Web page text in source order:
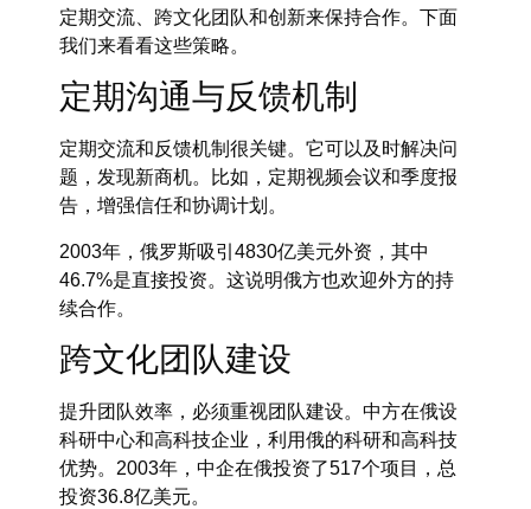
定期交流、跨文化团队和创新来保持合作。下面
我们来看看这些策略。
定期沟通与反馈机制
定期交流和反馈机制很关键。它可以及时解决问
题，发现新商机。比如，定期视频会议和季度报
告，增强信任和协调计划。
2003年，俄罗斯吸引4830亿美元外资，其中
46.7%是直接投资。这说明俄方也欢迎外方的持
续合作。
跨文化团队建设
提升团队效率，必须重视团队建设。中方在俄设
科研中心和高科技企业，利用俄的科研和高科技
优势。2003年，中企在俄投资了517个项目，总
投资36.8亿美元。